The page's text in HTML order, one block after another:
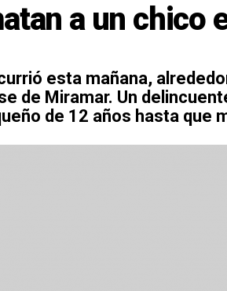
a un chico
esta mañana,
de Miramar. Un
de 12 años hasta que